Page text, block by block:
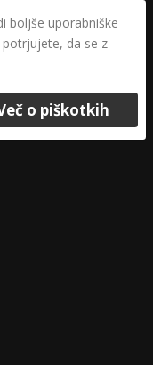
boljše uporabniške
da se z
o piškotkih